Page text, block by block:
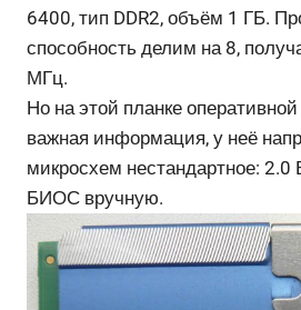
6400, тип DDR2, объём 1 ГБ.
способность делим на 8,
МГц.
Но на этой планке
важная информация, у неё
микросхем нестандартное: 2.0
БИОС вручную.